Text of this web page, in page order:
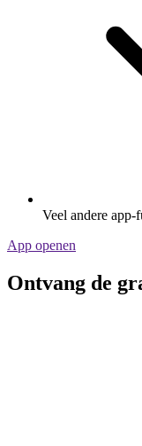
Veel andere app-
App openen
Ontvang de